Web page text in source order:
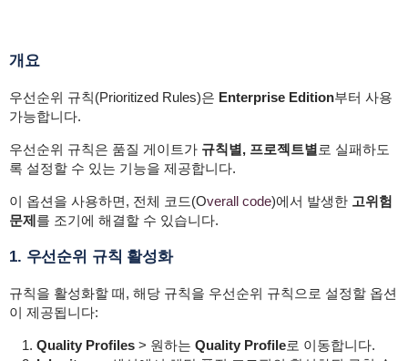
개요
우선순위 규칙(Prioritized Rules)은 Enterprise Edition부터 사용
가능합니다.
우선순위 규칙은 품질 게이트가 규칙별, 프로젝트별 로 실패하도
록 설정할 수 있는 기능을 제공합니다.
이 옵션을 사용하면, 전체 코드(Overall code)에서 발생한 고위험
문제를 조기에 해결할 수 있습니다.
1. 우선순위 규칙 활성화
규칙을 활성화할 때, 해당 규칙을 우선순위 규칙으로 설정할 옵션
이 제공됩니다:
Quality Profiles> 원하는 Quality Profile로 이동합니다.